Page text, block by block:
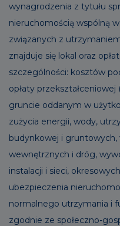
wynagrodzenia z tytułu
nieruchomością wspólną
związanych z
znajduje się lokal oraz
szczególności: kosztów
opłaty
gruncie oddanym w
zużycia energii, wody,
budynkowej i
wewnętrznych i dróg,
instalacji i sieci,
ubezpieczenia
normalnego utrzymania i
zgodnie ze społeczno-